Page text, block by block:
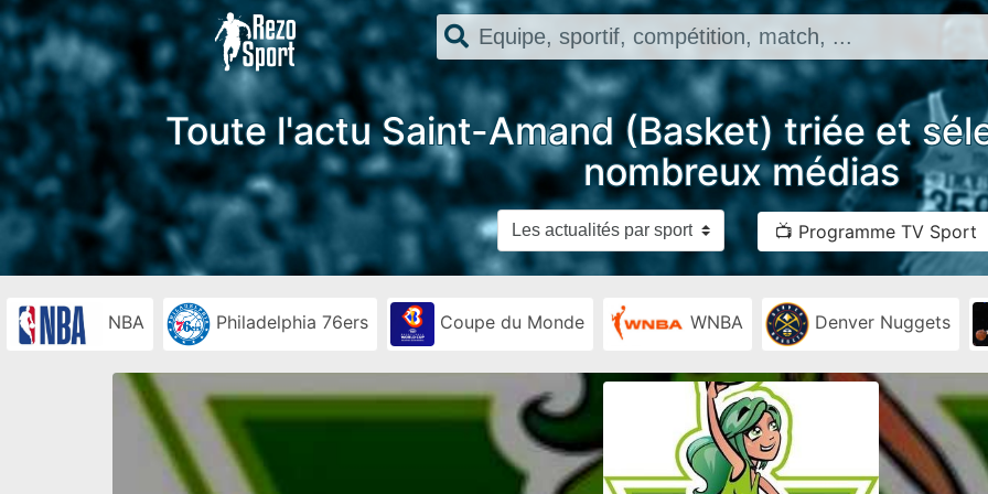
Toute l'actu Saint-Amand (Basket) triée et
nombreux médias
📺 Programme TV Sport
NBA Philadelphia 76ers Coupe du Monde WNBA Denver Nuggets